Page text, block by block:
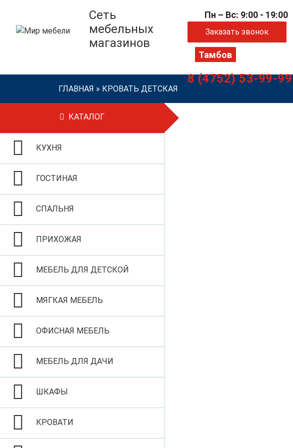
Сеть
мебельных
магазинов
Пн – Вс: 9:00 - 19:00
Заказать звонок
8 (4752) 53-99-99
ГЛАВНАЯ » КРОВАТЬ ДЕТСКАЯ
КАТАЛОГ
КУХНЯ
ГОСТИНАЯ
СПАЛЬНЯ
ПРИХОЖАЯ
МЕБЕЛЬ ДЛЯ ДЕТСКОЙ
МЯГКАЯ МЕБЕЛЬ
ОФИСНАЯ МЕБЕЛЬ
МЕБЕЛЬ ДЛЯ ДАЧИ
ШКАФЫ
КРОВАТИ